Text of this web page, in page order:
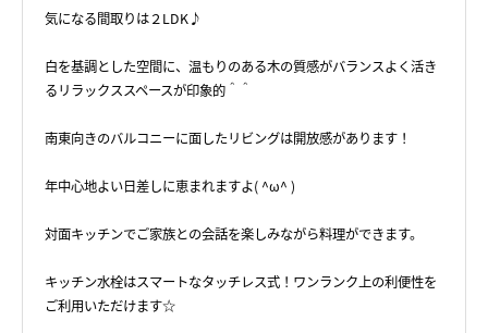
気になる間取りは２LDK♪
白を基調とした空間に、温もりのある木の質感がバランスよく活き
るリラックススペースが印象的＾＾
南東向きのバルコニーに面したリビングは開放感があります！
年中心地よい日差しに恵まれますよ( ^ω^ )
対面キッチンでご家族との会話を楽しみながら料理ができます。
キッチン水栓はスマートなタッチレス式！ワンランク上の利便性を
ご利用いただけます☆